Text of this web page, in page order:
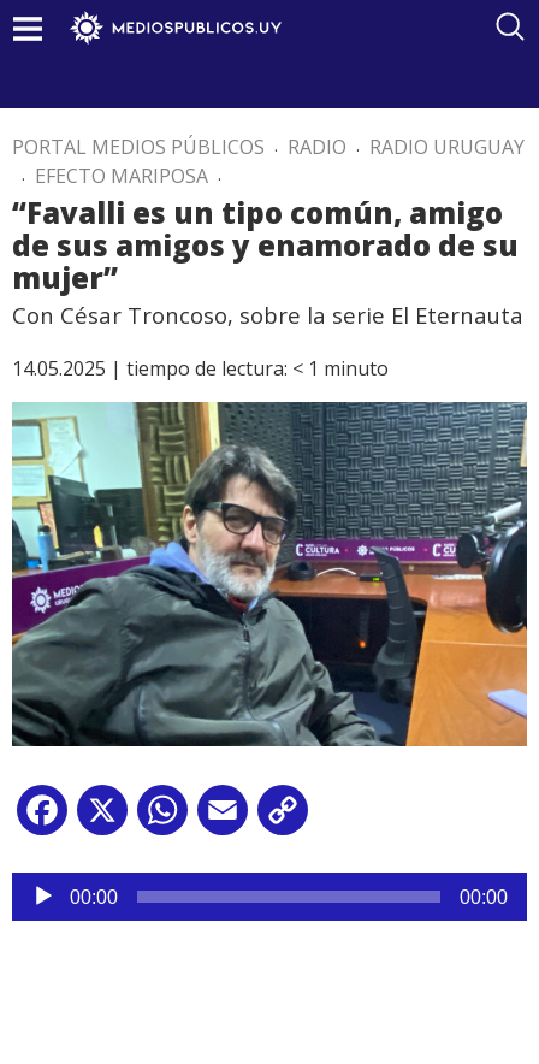
PORTAL MEDIOS PÚBLICOS . RADIO . RADIO URUGUAY
. EFECTO MARIPOSA .
“Favalli es un tipo común, amigo
de sus amigos y enamorado de su
mujer”
Con César Troncoso, sobre la serie El Eternauta
14.05.2025 | tiempo de lectura: < 1 minuto
Facebook
X WhatsApp
Email
Reproductor
audio
00:00 00:00